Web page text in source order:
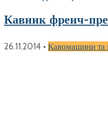
Кавник френч-
26.11.2014 • Кавомашини та